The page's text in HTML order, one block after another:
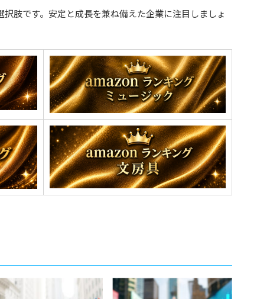
肢です。安定と成長を兼ね備えた企業に注目しましょ